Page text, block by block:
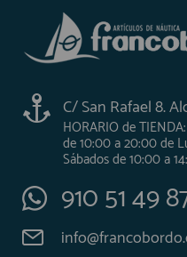
910 60 71 03
HORARIO de TIENDA:
de 10:00 a 20:00 de
910 51 49 87
C/ San Rafael 8.
HORARIO de TIENDA:
de 10:00 a 20:00 de
Sábados de 10:00 a
910 51 49